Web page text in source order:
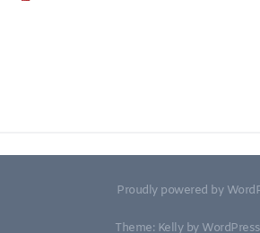
Proudly powered by
Theme: Kelly by